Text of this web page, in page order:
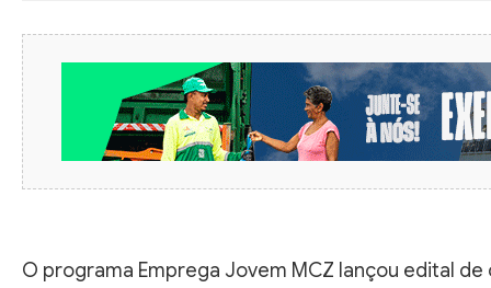
O programa Emprega Jovem MCZ lançou edital